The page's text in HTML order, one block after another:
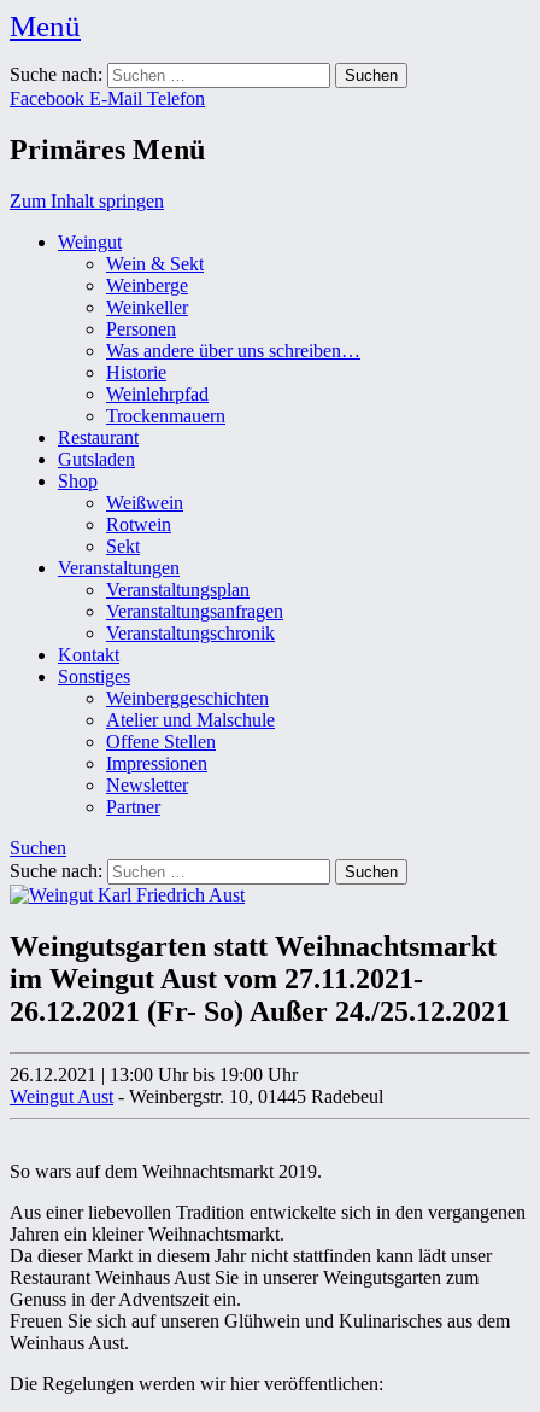
Menü
Weingut Karl Friedrich Aust
Das Weingut im Herzen der Radebeuler Oberlößnitz
Suche nach:
Facebook E-Mail Telefon
Primäres Menü
Zum Inhalt springen
Weingut
Wein & Sekt
Weinberge
Weinkeller
Personen
Was andere über uns schreiben…
Historie
Weinlehrpfad
Trockenmauern
Restaurant
Gutsladen
Shop
Weißwein
Rotwein
Sekt
Veranstaltungen
Veranstaltungsplan
Veranstaltungsanfragen
Veranstaltungschronik
Kontakt
Sonstiges
Weinberggeschichten
Atelier und Malschule
Offene Stellen
Impressionen
Newsletter
Partner
Suchen
Suche nach:
Weingutsgarten statt Weihnachtsmarkt
im Weingut Aust vom 27.11.2021-
26.12.2021 (Fr- So) Außer 24./25.12.2021
26.12.2021 | 13:00 Uhr bis 19:00 Uhr
Weingut Aust - Weinbergstr. 10, 01445 Radebeul
So wars auf dem Weihnachtsmarkt 2019.
Aus einer liebevollen Tradition entwickelte sich in den vergangenen
Jahren ein kleiner Weihnachtsmarkt.
Da dieser Markt in diesem Jahr nicht stattfinden kann lädt unser
Restaurant Weinhaus Aust Sie in unserer Weingutsgarten zum
Genuss in der Adventszeit ein.
Freuen Sie sich auf unseren Glühwein und Kulinarisches aus dem
Weinhaus Aust.
Die Regelungen werden wir hier veröffentlichen: